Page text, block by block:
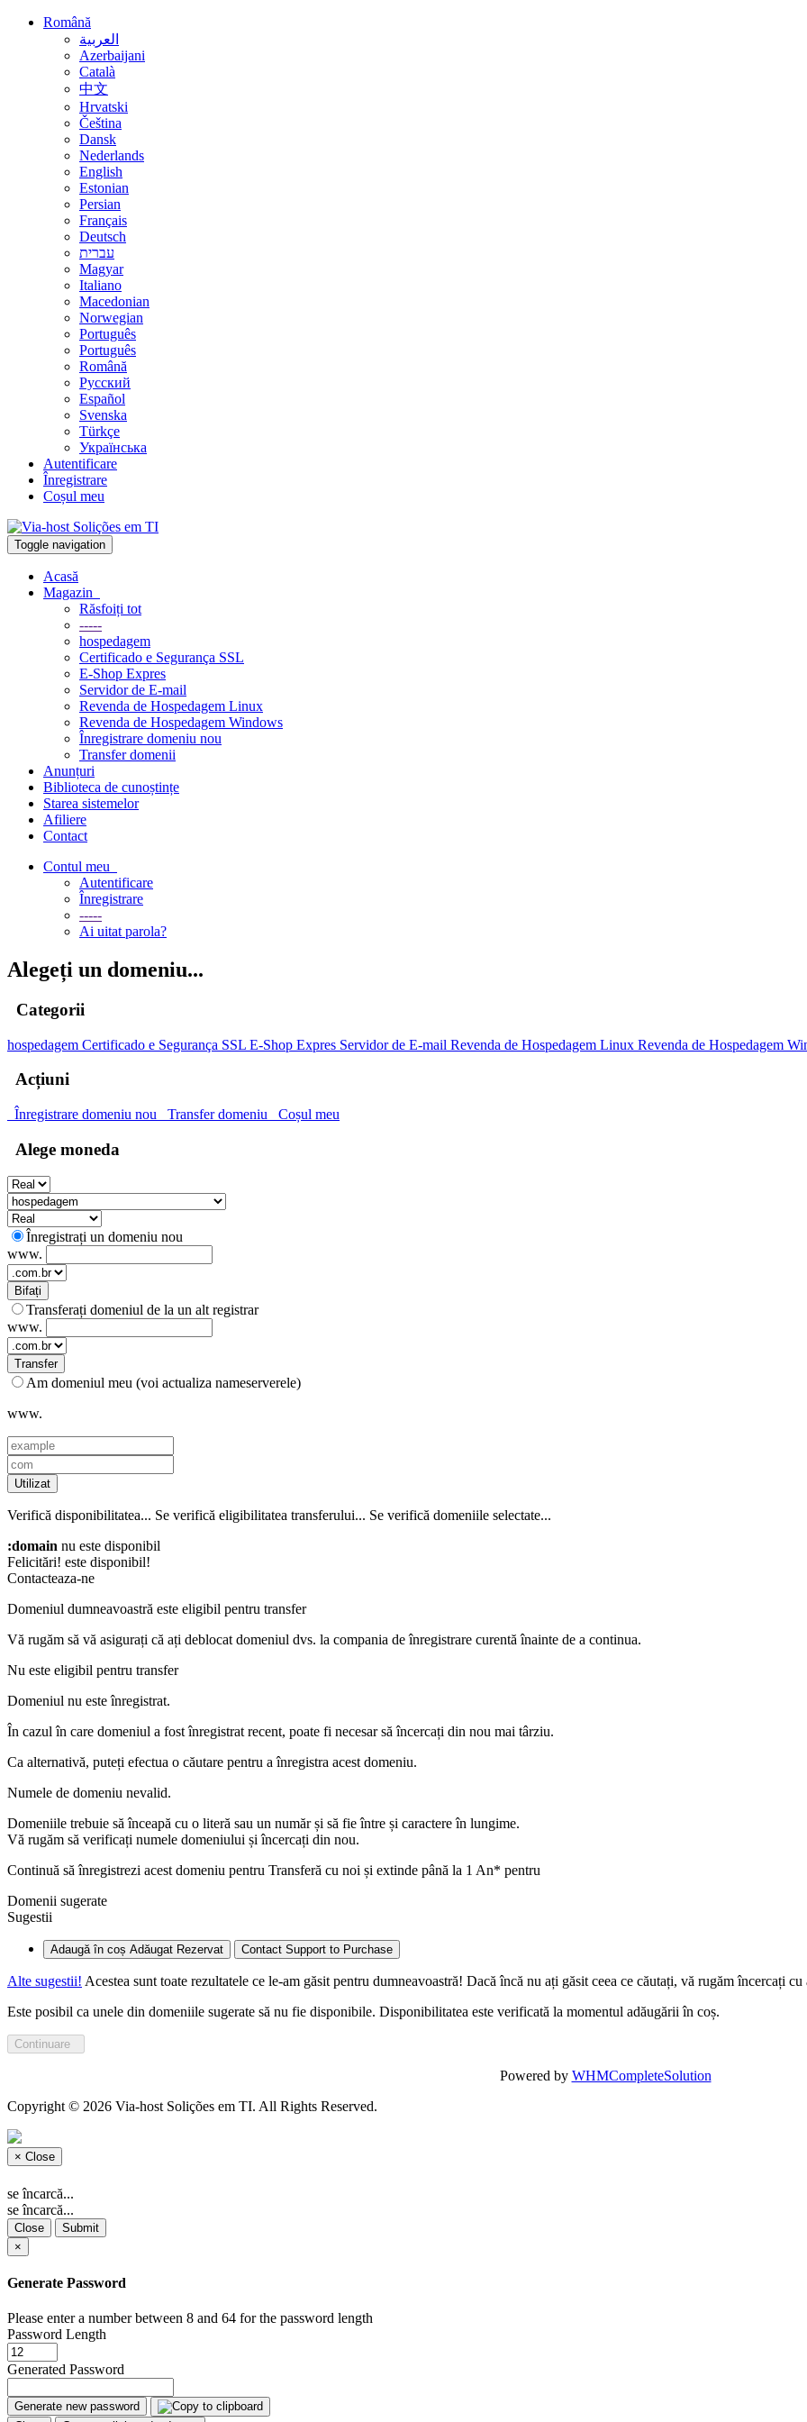
Română
العربية
Azerbaijani
Català
中文
Hrvatski
Čeština
Dansk
Nederlands
English
Estonian
Persian
Français
Deutsch
עברית
Magyar
Italiano
Macedonian
Norwegian
Português
Português
Română
Русский
Español
Svenska
Türkçe
Українська
Autentificare
Înregistrare
Coșul meu
Toggle navigation
Acasă
Magazin
Răsfoiți tot
-----
hospedagem
Certificado e Segurança SSL
E-Shop Expres
Servidor de E-mail
Revenda de Hospedagem Linux
Revenda de Hospedagem Windows
Înregistrare domeniu nou
Transfer domenii
Anunțuri
Biblioteca de cunoștințe
Starea sistemelor
Afiliere
Contact
Contul meu
Autentificare
Înregistrare
-----
Ai uitat parola?
Alegeți un domeniu...
Categorii
hospedagem Certificado e Segurança SSL E-Shop Expres Servidor de E-mail Revenda de Hospedagem Linux Revenda de Hospedagem
Acțiuni
Înregistrare domeniu nou Transfer domeniu Coșul meu
Alege moneda
Înregistrați un domeniu nou
www.
Bifați
Transferați domeniul de la un alt registrar
www.
Transfer
Am domeniul meu (voi actualiza nameserverele)
www.
Utilizat
Verifică disponibilitatea... Se verifică eligibilitatea transferului... Se verifică domeniile selectate...
:domain nu este disponibil
Felicitări! este disponibil!
Contacteaza-ne
Domeniul dumneavoastră este eligibil pentru transfer
Vă rugăm să vă asigurați că ați deblocat domeniul dvs. la compania de înregistrare curentă înainte de a continua.
Nu este eligibil pentru transfer
Domeniul nu este înregistrat.
În cazul în care domeniul a fost înregistrat recent, poate fi necesar să încercați din nou mai târziu.
Ca alternativă, puteți efectua o căutare pentru a înregistra acest domeniu.
Numele de domeniu nevalid.
Domeniile trebuie să înceapă cu o literă sau un numărși să fie între și caractere în lungime.
Vă rugăm să verificați numele domeniului și încercați din nou.
Continuă să înregistrezi acest domeniu pentru Transferă cu noi și extinde până la 1 An* pentru
Domenii sugerate
Sugestii
Adaugă în coș Adăugat Rezervat Contact Support to Purchase
Alte sugestii! Acestea sunt toate rezultatele ce le-am găsit pentru dumneavoastră! Dacă încă nu ați găsit ceea ce căutați, vă rugăm încercați
Este posibil ca unele din domeniile sugerate să nu fie disponibile. Disponibilitatea este verificată la momentul adăugării în coș.
Powered by WHMCompleteSolution
Copyright © 2026 Via-host Solições em TI. All Rights Reserved.
× Close
se încarcă...
se încarcă...
Close
Submit
×
Generate Password
Please enter a number between 8 and 64 for the password length
Password Length
Generated Password
Generate new password